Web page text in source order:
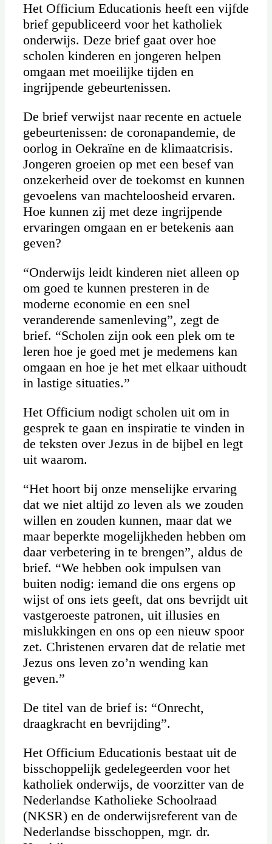
Het Officium Educationis heeft een vijfde
brief gepubliceerd voor het katholiek
onderwijs. Deze brief gaat over hoe
scholen kinderen en jongeren helpen
omgaan met moeilijke tijden en
ingrijpende gebeurtenissen.
De brief verwijst naar recente en actuele
gebeurtenissen: de coronapandemie, de
oorlog in Oekraïne en de klimaatcrisis.
Jongeren groeien op met een besef van
onzekerheid over de toekomst en kunnen
gevoelens van machteloosheid ervaren.
Hoe kunnen zij met deze ingrijpende
ervaringen omgaan en er betekenis aan
geven?
“Onderwijs leidt kinderen niet alleen op
om goed te kunnen presteren in de
moderne economie en een snel
veranderende samenleving”, zegt de
brief. “Scholen zijn ook een plek om te
leren hoe je goed met je medemens kan
omgaan en hoe je het met elkaar uithoudt
in lastige situaties.”
Het Officium nodigt scholen uit om in
gesprek te gaan en inspiratie te vinden in
de teksten over Jezus in de bijbel en legt
uit waarom.
“Het hoort bij onze menselijke ervaring
dat we niet altijd zo leven als we zouden
willen en zouden kunnen, maar dat we
maar beperkte mogelijkheden hebben om
daar verbetering in te brengen”, aldus de
brief. “We hebben ook impulsen van
buiten nodig: iemand die ons ergens op
wijst of ons iets geeft, dat ons bevrijdt uit
vastgeroeste patronen, uit illusies en
mislukkingen en ons op een nieuw spoor
zet. Christenen ervaren dat de relatie met
Jezus ons leven zo’n wending kan
geven.”
De titel van de brief is: “Onrecht,
draagkracht en bevrijding”.
Het Officium Educationis bestaat uit de
bisschoppelijk gedelegeerden voor het
katholiek onderwijs, de voorzitter van de
Nederlandse Katholieke Schoolraad
(NKSR) en de onderwijsreferent van de
Nederlandse bisschoppen, mgr. dr.